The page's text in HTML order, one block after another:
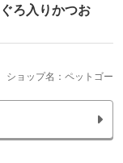
ろ入りかつお
ショップ名：ペットゴー